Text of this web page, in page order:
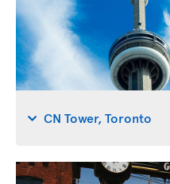
CN Tower, Toronto